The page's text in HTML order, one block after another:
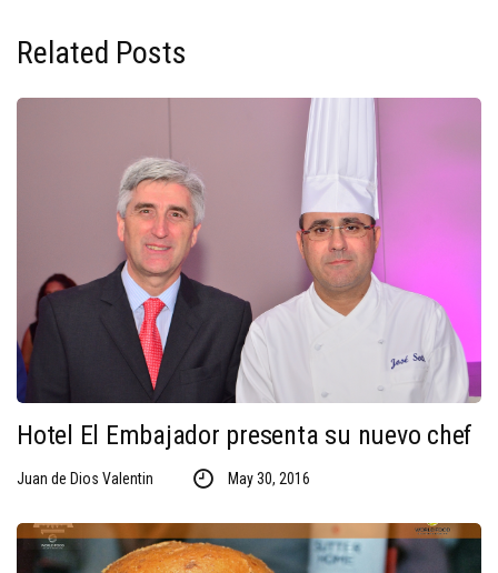
Related Posts
Hotel El Embajador presenta su nuevo chef
Juan de Dios Valentin May 30, 2016